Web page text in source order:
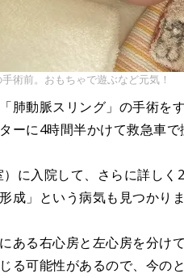
術前。おもちゃで遊ぶなど元気！
肺動脈スリング」の手術
ーに4時間半かけて救急車
に入院して、さらに詳し
成」という病気も見つかりま
ある右心房と左心房を分け
る可能性があるので、今の